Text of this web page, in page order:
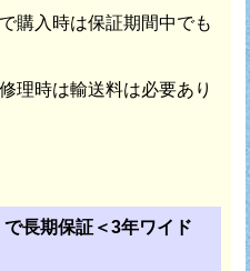
購入時は保証期間中でも
理時は輸送料は必要あり
で長期保証＜3年ワイド